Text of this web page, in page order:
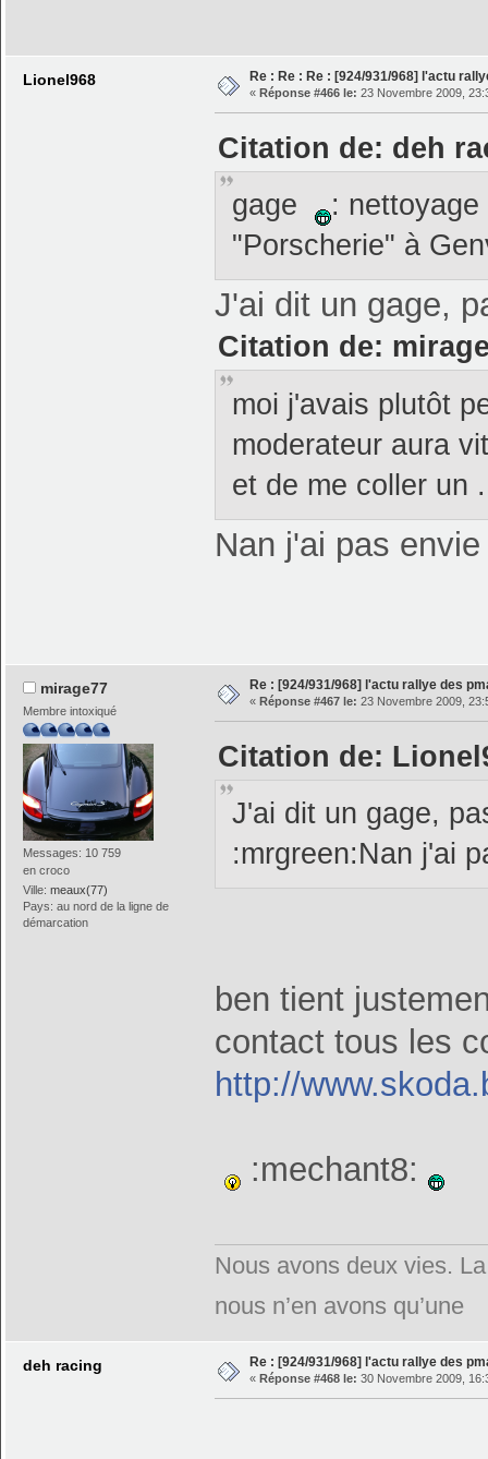
Lionel968 Re : Re : Re : [924/931/968] l'actu
« Réponse #466 le: 23 Novembre 2009,
Citation de: deh
gage
:
"Porscherie" à
J'ai dit un gage,
Citation de:
moi j'avais plutôt
moderateur aura
et de me coller
Nan j'ai pas
mirage77
Membre intoxiqué
Messages: 10 759
en croco
Ville:meaux(77)
Pays: au nord de la ligne de
démarcation
Re : [924/931/968] l'actu rallye des
« Réponse #467 le: 23 Novembre 2009,
Citation de:
J'ai dit un gage,
:mrgreen:Nan j'ai
ben tient
contact tous les
http://
:mechant8:
Nous avons deux vies.
nous n’en avons qu’une
deh racing Re : [924/931/968] l'actu rallye des
« Réponse #468 le: 30 Novembre 2009,